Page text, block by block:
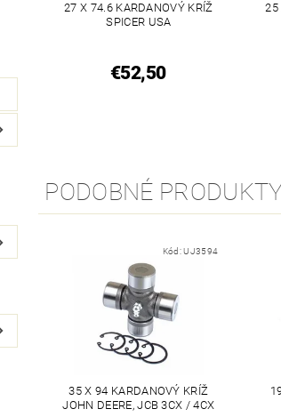
27 X 74.6 KARDANOVÝ KRÍŽ
SPICER USA
€52,50
25
PODOBNÉ
Kód:UJ3594
35 X 94 KARDANOVÝ KRÍŽ
JOHN DEERE, JCB 3CX / 4CX